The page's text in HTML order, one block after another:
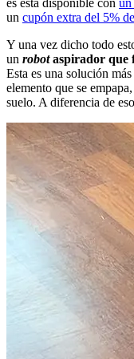
un cupón extra del 5%
Y una vez dicho todo
un robotaspirador que
Esta es una solución
elemento que se
suelo. A diferencia de